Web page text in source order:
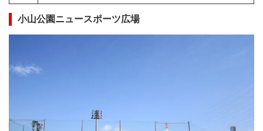
小山公園ニュースポーツ広場